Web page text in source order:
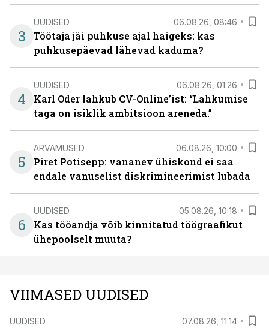
3
UUDISED 06.08.26, 08:46
Töötaja jäi puhkuse ajal haigeks: kas
puhkusepäevad lähevad kaduma?
4
UUDISED 06.08.26, 01:26
Karl Oder lahkub CV-Online’ist: “Lahkumise
taga on isiklik ambitsioon areneda.”
5
ARVAMUSED 06.08.26, 10:00
Piret Potisepp: vananev ühiskond ei saa
endale vanuselist diskrimineerimist lubada
6
UUDISED 05.08.26, 10:18
Kas tööandja võib kinnitatud töögraafikut
ühepoolselt muuta?
VIIMASED UUDISED
UUDISED 07.08.26, 11:14